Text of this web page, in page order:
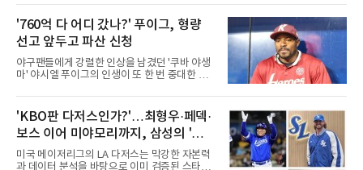
받았으나, 지난해 상금순위 75위에 그쳐 시드순
위전으로 밀렸고 본선에서도 78위에
문으로 향하고 있다. "누가 한국 야구 최초의 명
예의 전당 헌액자가 될 것인가?"현재 가장 많이
거론되는 후보군은 선동열, 최동원, 이승엽, 송
진우, 그리고 김응용 감독이다. 한국 야구의 시
대별 상징성과 업적을 고려하면 충분히 설득력
있는 이름들이다.선동열은 한국 야구가 배출한
최고의 투수로 평가받는다. 해태 시절 통산 146
프로야구에서도 성공하며 한국 선수의 해외 진
출 가능성을 보여준 상징적인 존
'760억 다 어디 갔나?' 푸이그, 형량
선고 앞두고 파산 신청
야구팬들에게 강렬한 인상을 남겼던 '쿠바 야생
마' 야시엘 푸이그의 인생이 또 한 번 중대한 갈
거액을 벌었던 푸이그가 연방 사건 선고를 앞두
고 파산보호를 신청했다.푸이그는 최근 미국 플
로리다 파산 법원에 챕터11 파산보호 신청을 냈
다. 챕터11은 기업이나 개인이 채권자들과 협의
를 통해 재정 구조를 재편할 수 있도록 돕는 제도
다.미 매체들에 따르면 푸이그의 자산 규모는
'KBO판 다저스인가?'…최형우·페덱·
보스 이어 미야모리까지, 삼성의 '스펙
만렙' 승부수
미국 메이저리그의 LA 다저스는 막강한 자본력
과 데이터 분석을 바탕으로 이미 검증된 스타들